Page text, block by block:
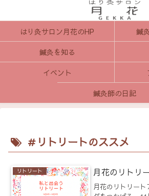
はり灸サロン月花のHP
鍼
鍼灸を知る
イベント
鍼灸師の日記
＃リトリートのススメ
リトリート 月花のリトリ
月花のリトリート